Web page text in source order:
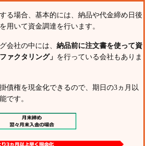
る場合、基本的には、納品や代金締め日後
用いて資金調達を行います。
会社の中には、 納品前に注文書を使って資
ァクタリング」 を行っている会社もありま
債権を現金化できるので、期日の3ヵ月以
です。